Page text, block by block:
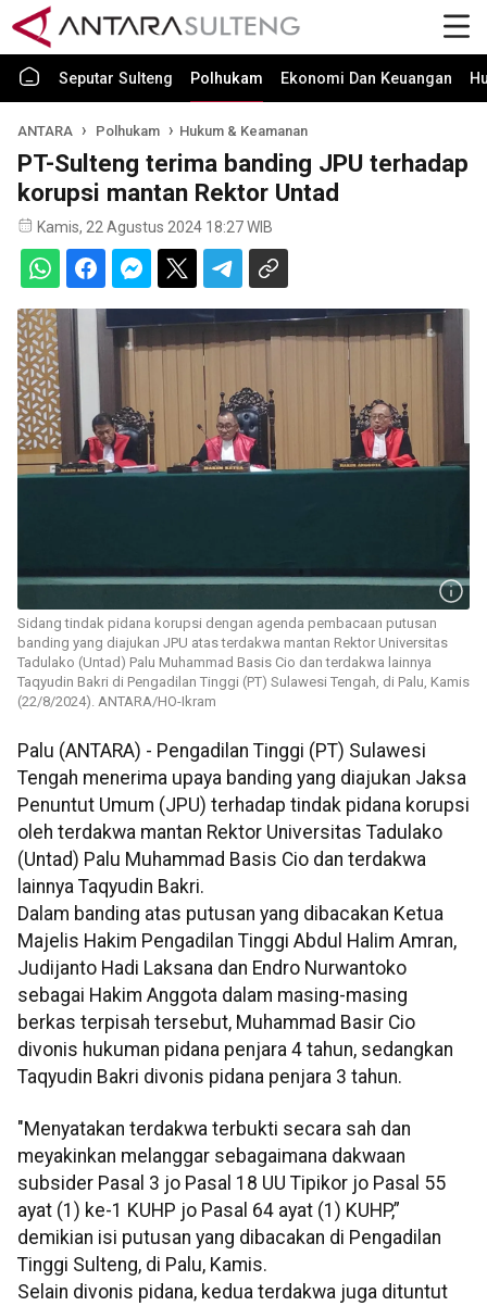
Seputar Sulteng Polhukam Ekonomi Dan Keuangan
ANTARA Polhukam Hukum & Keamanan
PT-Sulteng terima banding JPU terhadap
korupsi mantan Rektor Untad
Kamis, 22 Agustus 2024 18:27 WIB
Sidang tindak pidana korupsi dengan agenda pembacaan putusan
banding yang diajukan JPU atas terdakwa mantan Rektor Universitas
Tadulako (Untad) Palu Muhammad Basis Cio dan terdakwa lainnya
Taqyudin Bakri di Pengadilan Tinggi (PT) Sulawesi Tengah, di Palu, Kamis
(22/8/2024). ANTARA/HO-Ikram
Palu (ANTARA) - Pengadilan Tinggi (PT) Sulawesi
Tengah menerima upaya banding yang diajukan Jaksa
Penuntut Umum (JPU) terhadap tindak pidana korupsi
oleh terdakwa mantan Rektor Universitas Tadulako
(Untad) Palu Muhammad Basis Cio dan terdakwa
lainnya Taqyudin Bakri.
Dalam banding atas putusan yang dibacakan Ketua
Majelis Hakim Pengadilan Tinggi Abdul Halim Amran,
Judijanto Hadi Laksana dan Endro Nurwantoko
sebagai Hakim Anggota dalam masing-masing
berkas terpisah tersebut, Muhammad Basir Cio
divonis hukuman pidana penjara 4 tahun, sedangkan
Taqyudin Bakri divonis pidana penjara 3 tahun.
"Menyatakan terdakwa terbukti secara sah dan
meyakinkan melanggar sebagaimana dakwaan
subsider Pasal 3 jo Pasal 18 UU Tipikor jo Pasal 55
ayat (1) ke-1 KUHP jo Pasal 64 ayat (1) KUHP,”
demikian isi putusan yang dibacakan di Pengadilan
Tinggi Sulteng, di Palu, Kamis.
Selain divonis pidana, kedua terdakwa juga dituntut